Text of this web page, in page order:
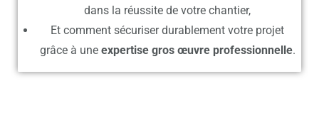
dans la réussite de votre chantier,
Et comment sécuriser durablement votre projet
grâce à une expertise gros œuvreprofessionnelle.